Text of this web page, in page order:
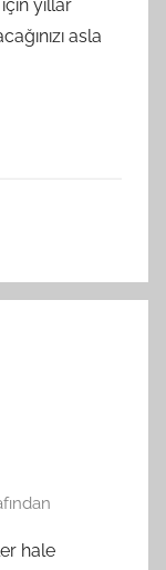
yıllar
asla
hale